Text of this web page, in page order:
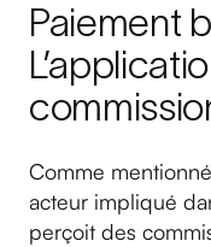
Paiement
Comme
acteur impliqué
perçoit des